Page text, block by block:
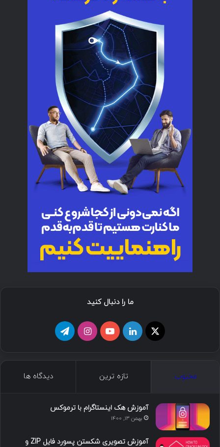
ما را دنبال کنید
د
و
ت
ا
محبوب تازه ترین دیدگاه ها
آموزش هک اینستاگرام با ترموکس
بهمن ۱۳, ۱۴۰۰
آموزش تصویری شکستن پسورد فایل ZIP و